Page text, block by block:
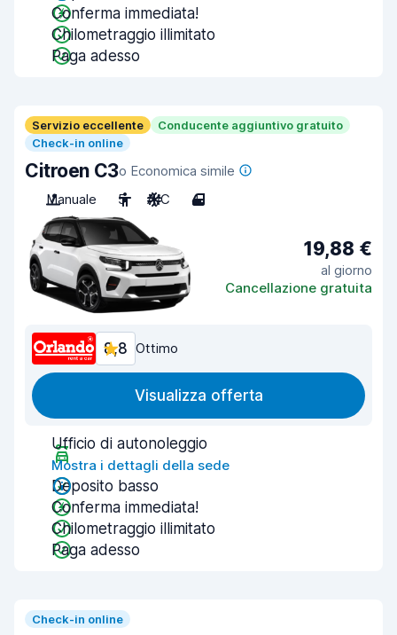
Conferma immediata!
Chilometraggio illimitato
Paga adesso
Servizio eccellente
Conducente aggiuntivo gratuito
Check-in online
Citroen C3o Economica simile
Manuale
5 A/C 4
19,88 €
al giorno
Cancellazione gratuita
8,8 Ottimo
Visualizza offerta
Ufficio di autonoleggio
Mostra i dettagli della sede
Deposito basso
Conferma immediata!
Chilometraggio illimitato
Paga adesso
Check-in online